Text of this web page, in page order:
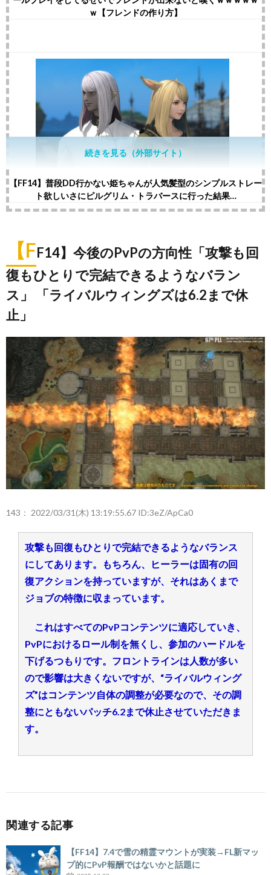
ｗ【フレンドの作り方】
【FF14】普段DD行かない姫ちゃんが人気髪型のシンプルストレー
ト欲しいさにピルグリム・トラバースに行った結果…
【FF14】今後のPvPの方向性「攻撃も回
復もひとりで完結できるようなバラン
ス」 「ライバルウィングズは6.2まで休
止」
143： 2022/03/31(木) 13:19:55.67 ID:3eZ/ApCa0
攻撃も回復もひとりで完結できるようなバランス
にしてあります。もちろん、ヒーラーは固有の回
復アクションを持っていますが、それはあくまで
ジョブの特徴に収まっています。
これはすべてのPvPコンテンツに適応していき、
PvPにおけるロール制を無くし、参加のハードルを
下げるつもりです。フロントラインは人数が多い
ので影響は大きくないですが、“ライバルウィング
ズ”はコンテンツ自体の調整が必要なので、その調
整にともないパッチ6.2まで休止させていただきま
す。
続きを見る（外部サイト）
関連する記事
【FF14】7.4で雪の精霊マウントが実装→FL新マッ
プ的にPvP報酬ではないかと話題に